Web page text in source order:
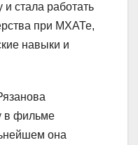
стала работать
при МХАТе,
навыки и
в фильме
она